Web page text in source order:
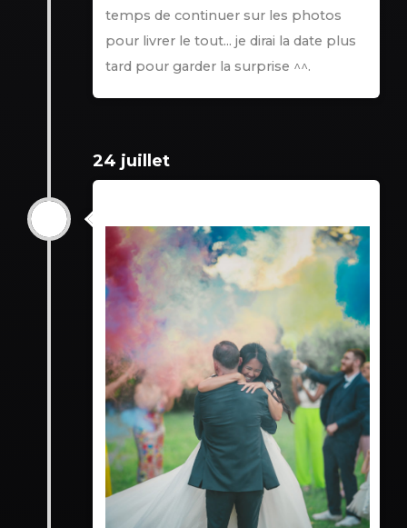
temps de continuer sur les photos
pour livrer le tout... je dirai la date plus
tard pour garder la surprise ^^.
24 juillet